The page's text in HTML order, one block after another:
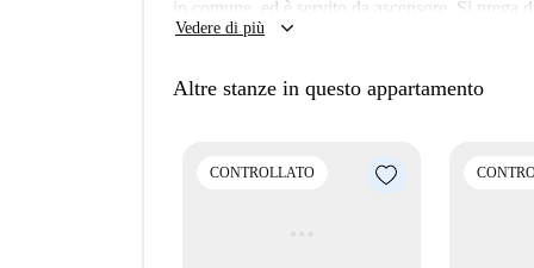
in comune, ed è servito da ascensore. Si
sono da pagare al proprietario separatamente
il supermercato Consum è nelle vicinanze,
Vedere di più keyboard_arrow_down
Altre stanze in questo appartamento
CONTROLLATO